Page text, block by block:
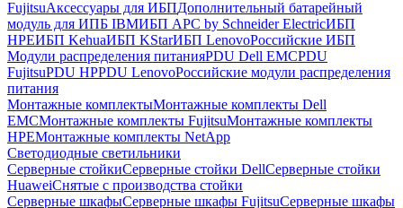
FujitsuАксессуары для ИБПДополнительный батарейный
модуль для ИПБ IBMИБП APC by Schneider ElectricИБП
HPEИБП KehuaИБП KStarИБП LenovoРоссийские ИБП
Модули распределения питанияPDU Dell EMCPDU
FujitsuPDU HPPDU LenovoРоссийские модули распределения
питания
Монтажные комплектыМонтажные комплекты Dell
EMCМонтажные комплекты FujitsuМонтажные комплекты
HPEМонтажные комплекты NetApp
Светодиодные светильники
Серверные стойкиСерверные стойки DellСерверные стойки
HuaweiСнятые с производства стойки
Серверные шкафыСерверные шкафы FujitsuСерверные шкафы